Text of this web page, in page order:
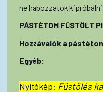
ne habozzatok
PÁSTÉTOM FÜSTÖLT
Hozzávalók a
Egyéb:
Nyitókép: Füstölés